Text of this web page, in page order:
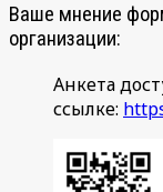
Ваше мнение
организации:
Анкета
ссылке: